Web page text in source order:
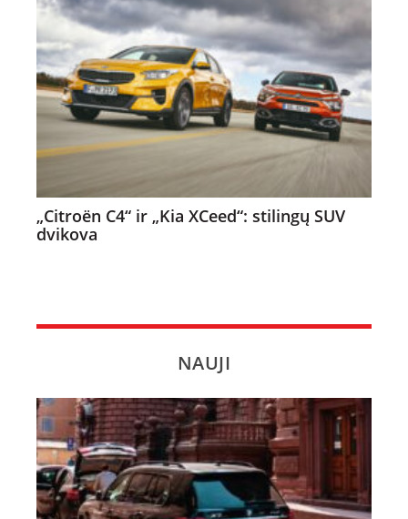
„Citroën C4“ ir „Kia XCeed“: stilingų SUV
dvikova
NAUJI